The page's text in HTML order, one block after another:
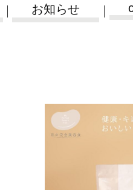
お知らせ